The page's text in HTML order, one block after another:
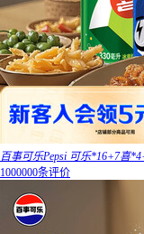
百事可乐Pepsi 可乐*16+7喜
1000000条评价